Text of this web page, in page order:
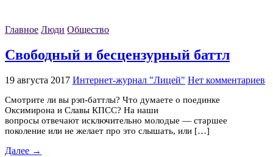
Главное Люди Общество
Свободный и бесцензурный баттл
19 августа 2017 Интернет-журнал "Лицей" Нет комментариев
Смотрите ли вы рэп-баттлы? Что думаете о поединке
Оксимирона и Славы КПСС? На наши
вопросы отвечают исключительно молодые — старшее
поколение или не желает про это слышать, или […]
Далее →